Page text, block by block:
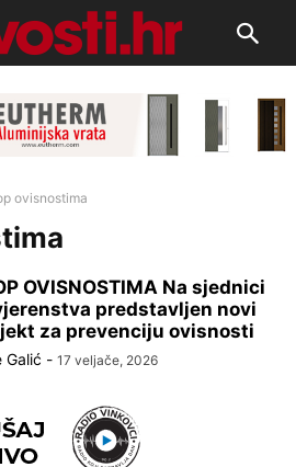
ovisnostima
OVISNOSTIMA Na sjednici
predstavljen novi
za prevenciju ovisnosti
Galić - 17 veljače, 2026